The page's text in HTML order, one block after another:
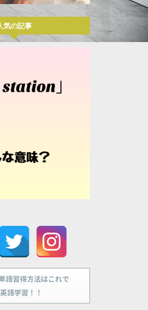
気の記事
習得方法はこれで
語学習！！